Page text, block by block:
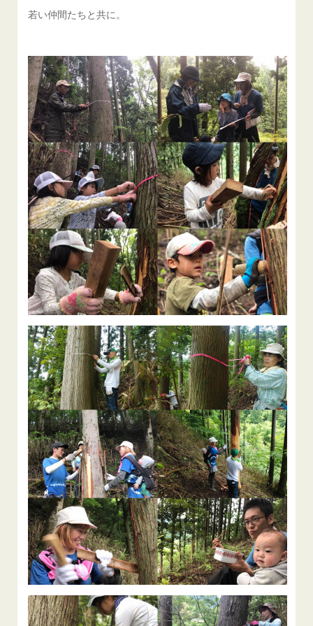
若い仲間たちと共に。